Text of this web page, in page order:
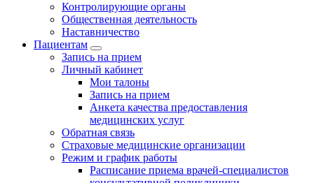
Контролирующие органы
Общественная деятельность
Наставничество
Пациентам
Запись на прием
Личный кабинет
Мои талоны
Запись на прием
Анкета качества предоставления
медицинских услуг
Обратная связь
Страховые медицинские организации
Режим и график работы
Расписание приема врачей-специалистов